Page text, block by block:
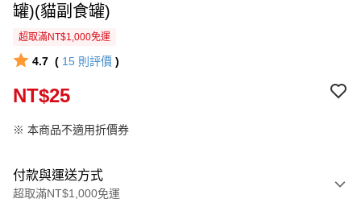
罐)(貓副食罐)
超取滿NT$1,000免運
4.7 ( 15 則評價 )
NT$25
※ 本商品不適用折價券
付款與運送方式
超取滿NT$1,000免運